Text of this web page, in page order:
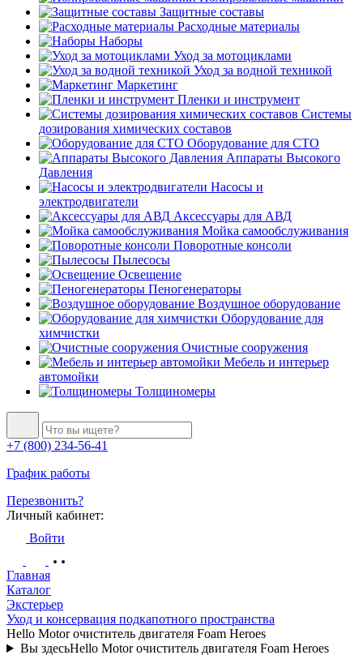
Защитные составы
Расходные материалы
Наборы
Уход за мотоциклами
Уход за водной техникой
Маркетинг
Пленки и инструмент
Системы
дозирования химических составов
Оборудование для СТО
Аппараты Высокого
Давления
Насосы и
электродвигатели
Аксессуары для АВД
Мойка самообслуживания
Поворотные консоли
Пылесосы
Освещение
Пеногенераторы
Воздушное оборудование
Оборудование для
химчистки
Очистные сооружения
Мебель и интерьер
автомойки
Толщиномеры
+7 (800) 234-56-41
График работы
Перезвонить?
Личный кабинет:
Войти
Главная
Каталог
Экстерьер
Уход и консервация подкапотного пространства
Hello Motor очиститель двигателя Foam Heroes
Вы здесьHello Motor очиститель двигателя Foam Heroes